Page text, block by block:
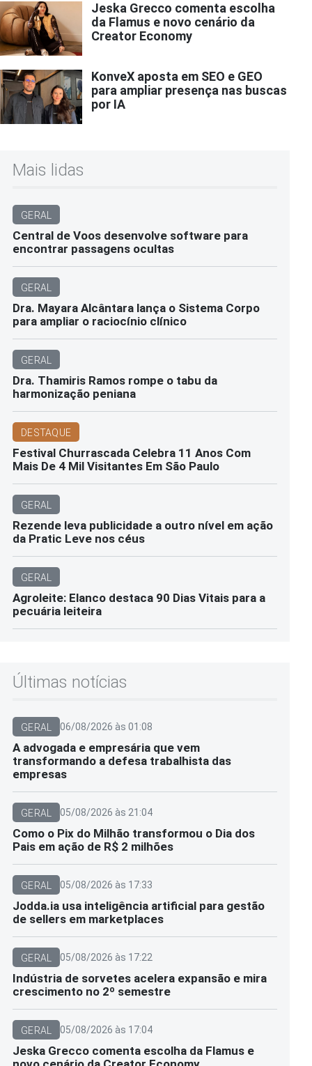
Jeska Grecco comenta escolha
da Flamus e novo cenário da
Creator Economy
KonveX aposta em SEO e GEO
para ampliar presença nas buscas
por IA
Mais lidas
GERAL
Central de Voos desenvolve software para
encontrar passagens ocultas
GERAL
Dra. Mayara Alcântara lança o Sistema Corpo
para ampliar o raciocínio clínico
GERAL
Dra. Thamiris Ramos rompe o tabu da
harmonização peniana
DESTAQUE
Festival Churrascada Celebra 11 Anos Com
Mais De 4 Mil Visitantes Em São Paulo
GERAL
Rezende leva publicidade a outro nível em ação
da Pratic Leve nos céus
GERAL
Agroleite: Elanco destaca 90 Dias Vitais para a
pecuária leiteira
Últimas notícias
GERAL 06/08/2026 às 01:08
A advogada e empresária que vem
transformando a defesa trabalhista das
empresas
GERAL 05/08/2026 às 21:04
Como o Pix do Milhão transformou o Dia dos
Pais em ação de R$ 2 milhões
GERAL 05/08/2026 às 17:33
Jodda.ia usa inteligência artificial para gestão
de sellers em marketplaces
GERAL 05/08/2026 às 17:22
Indústria de sorvetes acelera expansão e mira
crescimento no 2º semestre
GERAL 05/08/2026 às 17:04
Jeska Grecco comenta escolha da Flamus e